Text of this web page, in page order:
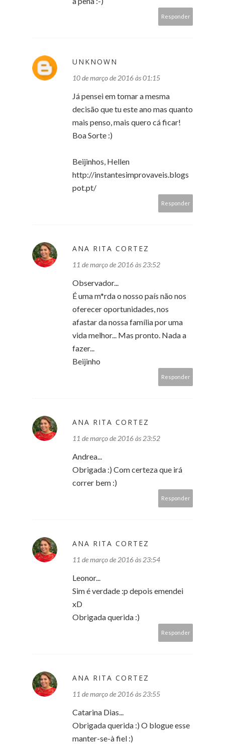
Responder
UNKNOWN
10 de março de 2016 às 01:15
Já pensei em tomar a mesma
decisão que tu este ano mas quanto
mais penso, mais quero cá ficar!
Boa Sorte :)
Beijinhos, Hellen
http://instantesimprovaveis.blogs
pot.pt/
Responder
ANA RITA CORTEZ
11 de março de 2016 às 23:52
Observador...
É uma m*rda o nosso país não nos
oferecer oportunidades, nos
afastar da nossa família por uma
vida melhor... Mas pronto. Nada a
fazer...
Beijinho
Responder
ANA RITA CORTEZ
11 de março de 2016 às 23:52
Andrea...
Obrigada :) Com certeza que irá
correr bem :)
Responder
ANA RITA CORTEZ
11 de março de 2016 às 23:54
Leonor...
Sim é verdade :p depois emendei
xD
Obrigada querida :)
Responder
ANA RITA CORTEZ
11 de março de 2016 às 23:55
Catarina Dias...
Obrigada querida :) O blogue esse
manter-se-à fiel :)